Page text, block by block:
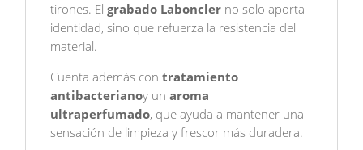
tirones. Elgrabado Laboncler no solo aporta
identidad, sino que refuerza la resistencia del
material.
Cuenta además contratamiento
antibacterianoy unaroma
ultraperfumado, que ayuda a mantener una
sensación de limpieza y frescor más duradera.